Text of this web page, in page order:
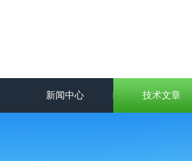
新闻中心 技术文章